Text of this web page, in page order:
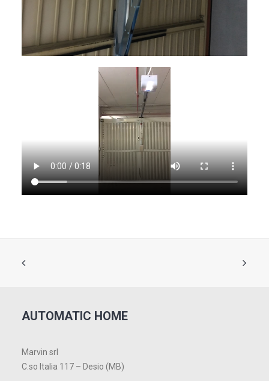
AUTOMATIC HOME
Marvin srl
C.so Italia 117 – Desio (MB)